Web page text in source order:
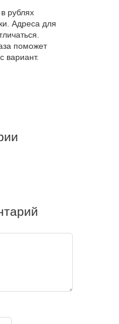
рублях
Адреса для
поможет
вариант.